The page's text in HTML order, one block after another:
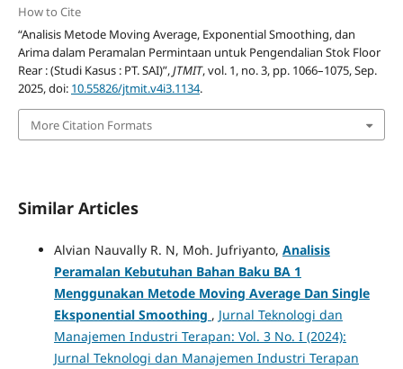
How to Cite
“Analisis Metode Moving Average, Exponential Smoothing, dan
Arima dalam Peramalan Permintaan untuk Pengendalian Stok Floor
Rear : (Studi Kasus : PT. SAI)”,JTMIT, vol. 1, no. 3, pp. 1066–1075, Sep.
2025, doi: 10.55826/jtmit.v4i3.1134.
More Citation Formats
Similar Articles
Alvian Nauvally R. N, Moh. Jufriyanto, Analisis
Peramalan Kebutuhan Bahan Baku BA 1
Menggunakan Metode Moving Average Dan Single
Eksponential Smoothing , Jurnal Teknologi dan
Manajemen Industri Terapan: Vol. 3 No. I (2024):
Jurnal Teknologi dan Manajemen Industri Terapan